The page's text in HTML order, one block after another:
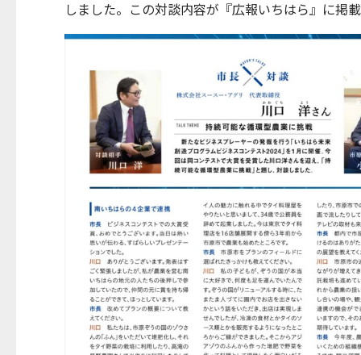
しました。この対談内容が『広報いちはら』に掲